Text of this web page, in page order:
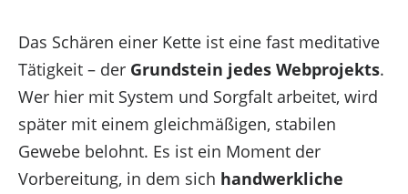
Das Schären einer Kette ist eine fast meditative
Tätigkeit – der Grundstein jedes Webprojekts.
Wer hier mit System und Sorgfalt arbeitet, wird
später mit einem gleichmäßigen, stabilen
Gewebe belohnt. Es ist ein Moment der
Vorbereitung, in dem sich handwerkliche